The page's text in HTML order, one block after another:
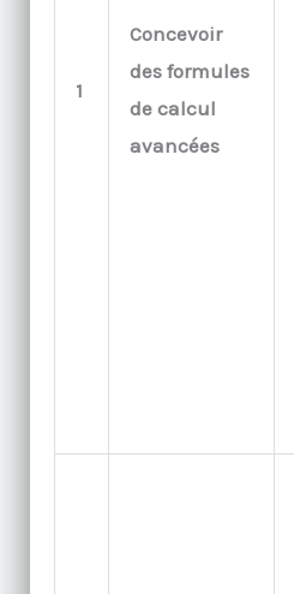
1
Concevoir
des formules
de calcul
avancées